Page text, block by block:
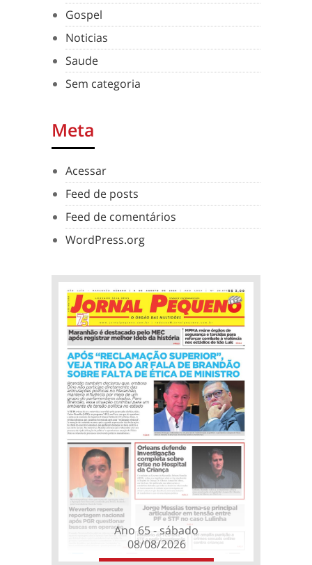
Gospel
Noticias
Saude
Sem categoria
Meta
Acessar
Feed de posts
Feed de comentários
WordPress.org
Ano 65 - sábado
08/08/2026